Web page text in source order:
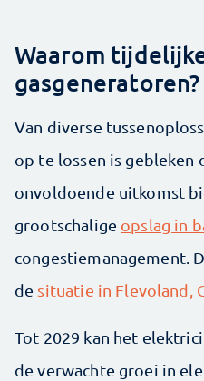
Waarom
gasgeneratoren?
Van diverse
op te lossen is gebleken
onvoldoende uitkomst
grootschalige opslag in
congestiemanagement.
de situatie in Flevoland,
Tot 2029 kan het
de verwachte groei in